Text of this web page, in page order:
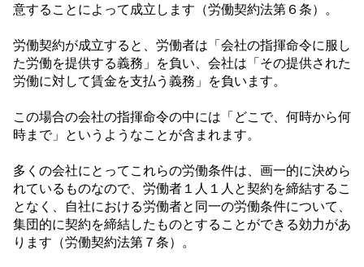
意することによって成立します（労働契約法第６条）。
労働契約が成立すると、労働者は「会社の指揮命令に服し
た労働を提供する義務」を負い、会社は「その提供された
労働に対して賃金を支払う義務」を負います。
この場合の会社の指揮命令の中には「どこで、何時から何
時まで」というようなことが含まれます。
多くの会社にとってこれらの労働条件は、画一的に決めら
れているものなので、労働者１人１人と契約を締結するこ
となく、自社における労働者と同一の労働条件について、
集団的に契約を締結したものとすることができる効力があ
ります（労働契約法第７条）。